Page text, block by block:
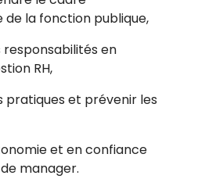
la fonction publique,
en
RH,
pratiques et prévenir les
et en confiance
manager.